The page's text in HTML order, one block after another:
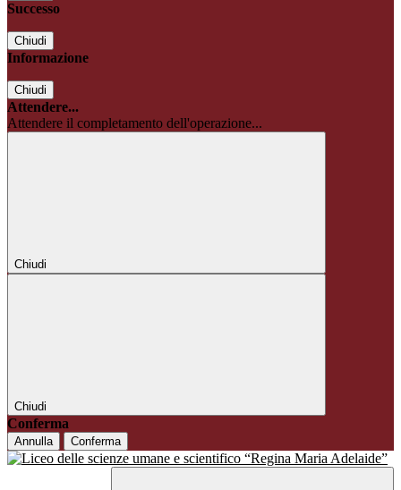
Successo
Chiudi
Informazione
Chiudi
Attendere...
Attendere il completamento dell'operazione...
Chiudi
Chiudi
Conferma
Annulla Conferma